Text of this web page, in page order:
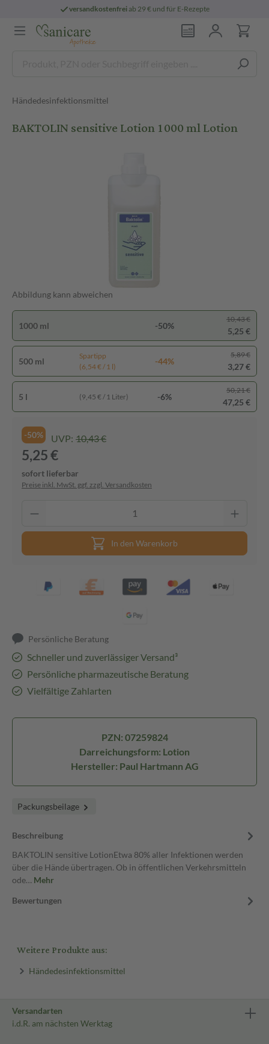
versandkostenfreiab 29 € und für E-Rezepte
Händedesinfektionsmittel
BAKTOLIN sensitive Lotion 1000 ml Lotion
Abbildung kann abweichen
1000 ml -50%
10,43 €
5,25 €
500 ml
Spartipp
(6,54 € / 1 l)
-44%
5,89 €
3,27 €
5 l (9,45 € / 1 Liter) -6%
50,21 €
47,25 €
-50% UVP: 10,43 €
5,25 €
sofort lieferbar
Preise inkl. MwSt. ggf. zzgl. Versandkosten
In den Warenkorb
Persönliche Beratung
Schneller und zuverlässiger Versand³
Persönliche pharmazeutische Beratung
Vielfältige Zahlarten
PZN: 07259824
Darreichungsform: Lotion
Hersteller: Paul Hartmann AG
Packungsbeilage
Beschreibung
BAKTOLIN sensitive LotionEtwa 80% aller Infektionen werden
über die Hände übertragen. Ob in öffentlichen Verkehrsmitteln
ode… Mehr
Bewertungen
Weitere Produkte aus:
Händedesinfektionsmittel
Versandarten
i.d.R. am nächsten Werktag